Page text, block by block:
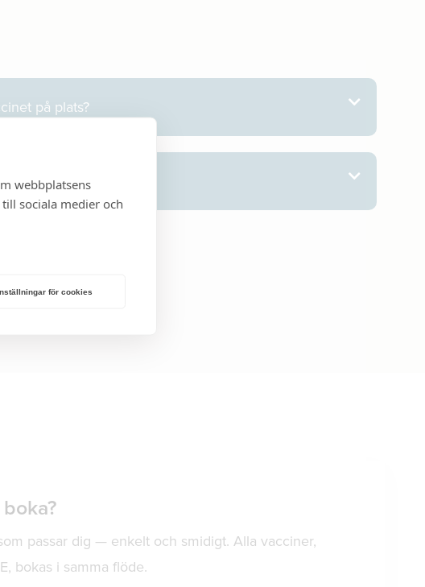
på plats?
TBE-vaccin?
passar dig — enkelt och smidigt. Alla vacciner,
bokas i samma flöde.
webbplatsens
sociala medier och
för cookies